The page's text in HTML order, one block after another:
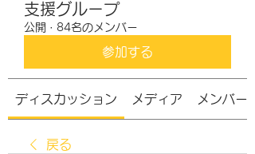
支援グループ
公開 · 84名のメンバー
参加する
ディスカッション メディア メンバー
戻る